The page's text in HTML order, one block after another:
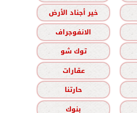
خير أجناد الأرض
الانفوجراف
توك شو
عقارات
حارتنا
بنوك